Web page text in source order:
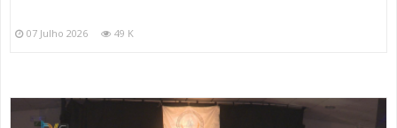
07 Julho 2026 49 K